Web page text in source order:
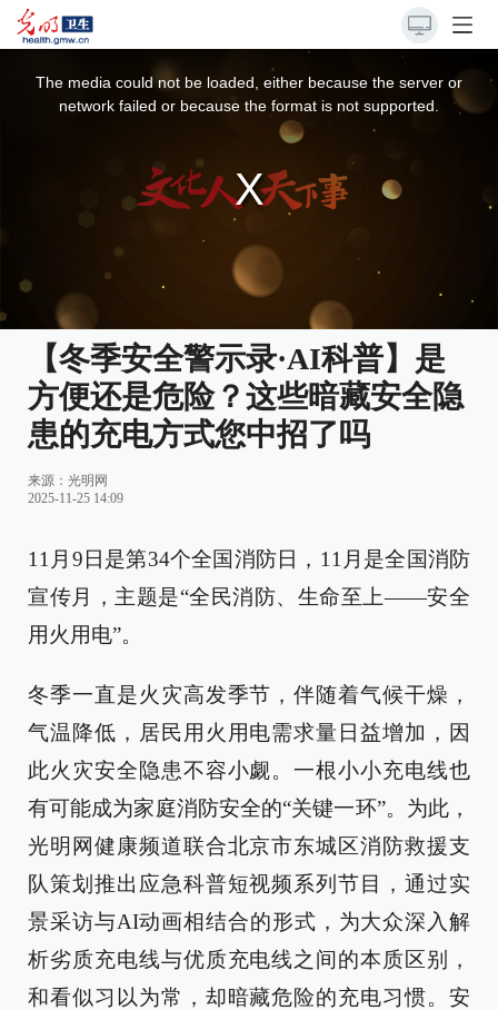
The media could not be loaded, either because the server or
network failed or because the format is not supported.
【冬季安全警示录·AI科普】是
方便还是危险？这些暗藏安全隐
患的充电方式您中招了吗
来源： 光明网
2025-11-25 14:09
11月9日是第34个全国消防日，11月是全国消防
宣传月，主题是“全民消防、生命至上——安全
用火用电”。
冬季一直是火灾高发季节，伴随着气候干燥，
气温降低，居民用火用电需求量日益增加，因
此火灾安全隐患不容小觑。一根小小充电线也
有可能成为家庭消防安全的“关键一环”。为此，
光明网健康频道联合北京市东城区消防救援支
队策划推出应急科普短视频系列节目，通过实
景采访与AI动画相结合的形式，为大众深入解
析劣质充电线与优质充电线之间的本质区别，
和看似习以为常，却暗藏危险的充电习惯。安